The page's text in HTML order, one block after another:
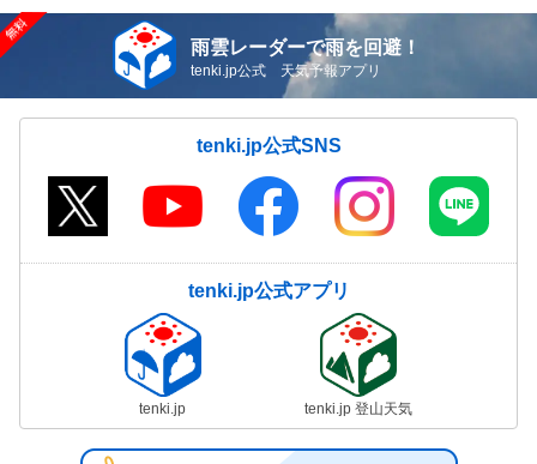
雨雲レーダーで雨を回避！
tenki.jp公式 天気予報アプリ
tenki.jp公式SNS
tenki.jp公式アプリ
tenki.jp tenki.jp 登山天気